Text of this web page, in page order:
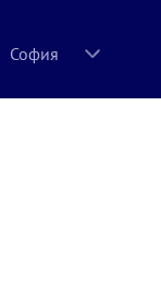
София